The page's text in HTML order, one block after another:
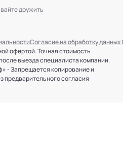
дружить
офертой. Точная стоимость
выезда специалиста компании.
- Запрещается копирование и
предварительного согласия
Согласие на обработку